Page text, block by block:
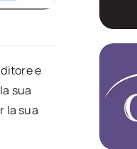
e
sua
la sua